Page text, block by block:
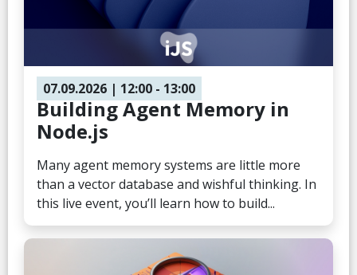
07.09.2026 | 12:00 - 13:00
Building Agent Memory in
Node.js
Many agent memory systems are little more
than a vector database and wishful thinking. In
this live event, you’ll learn how to build...